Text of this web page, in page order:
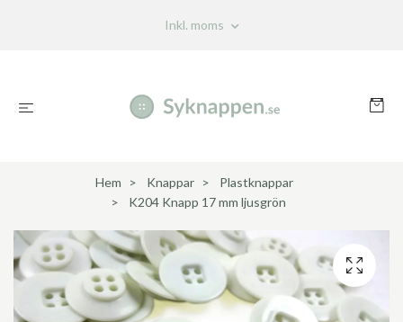
Inkl. moms
Hem Knappar
Plastknappar
K204 Knapp 17 mm ljusgrön